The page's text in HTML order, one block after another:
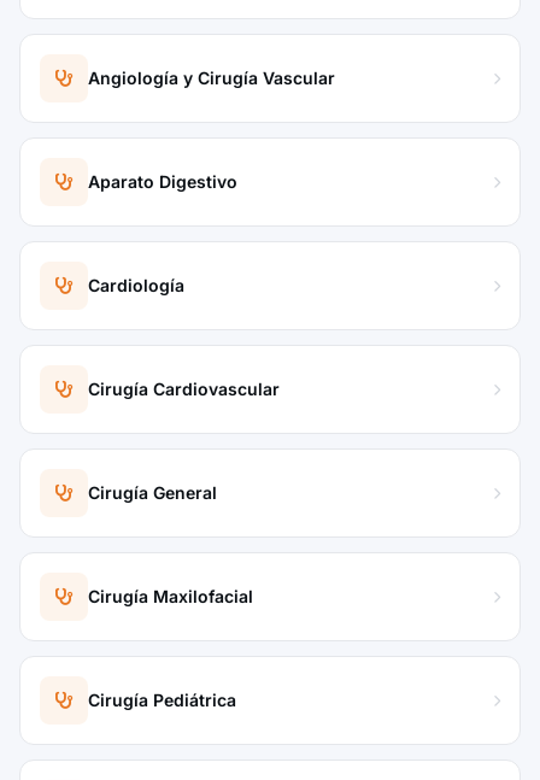
Angiología y Cirugía Vascular
Aparato Digestivo
Cardiología
Cirugía Cardiovascular
Cirugía General
Cirugía Maxilofacial
Cirugía Pediátrica